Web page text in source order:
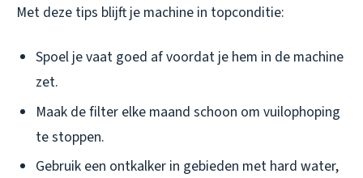
Met deze tips blijft je machine in topconditie:
Spoel je vaat goed af voordat je hem in de machine
zet.
Maak de filter elke maand schoon om vuilophoping
te stoppen.
Gebruik een ontkalker in gebieden met hard water,